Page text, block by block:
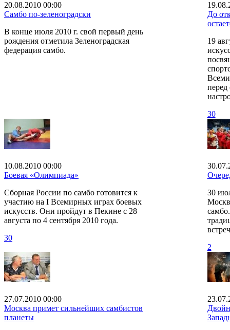
20.08.2010 00:00
Самбо по-зеленоградски
В конце июля 2010 г. свой первый день
рождения отметила Зеленоградская
федерация самбо.
До
19
30
10.08.2010 00:00
Боевая «Олимпиада»
Сборная России по самбо готовится к
участию на I Всемирных играх боевых
искусств. Они пройдут в Пекине с 28
августа по 4 сентября 2010 года.
30
30
2
27.07.2010 00:00
Москва примет сильнейших самбистов
планеты